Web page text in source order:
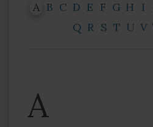
A B C D E F G H I
Q R S T U V
A